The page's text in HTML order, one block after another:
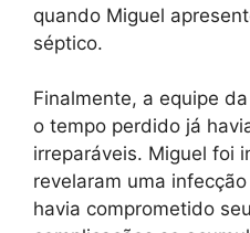
quando Miguel
séptico.
Finalmente, a equipe
o tempo perdido já
irreparáveis. Miguel foi
revelaram uma
havia comprometido